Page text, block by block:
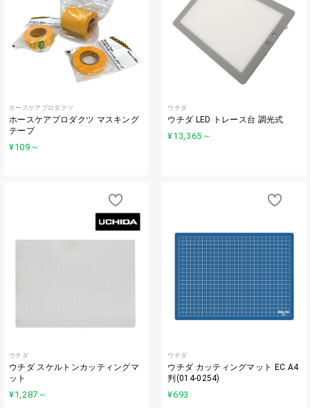
ホースケアプロダクツ
ホースケアプロダクツ マスキング
テープ
¥109 ～
ウチダ
ウチダ LED トレース台 調光式
¥13,365 ～
ウチダ
ウチダ スケルトンカッティングマ
ット
¥1,287 ～
ウチダ
ウチダ カッティングマット EC A4
判(014-0254)
¥693